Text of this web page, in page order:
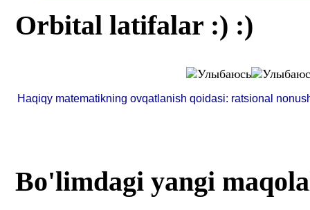
Orbital latifalar :) :)
Haqiqy matematikning ovqatlanish qoidasi: ratsional
Bo'limdagi yangi